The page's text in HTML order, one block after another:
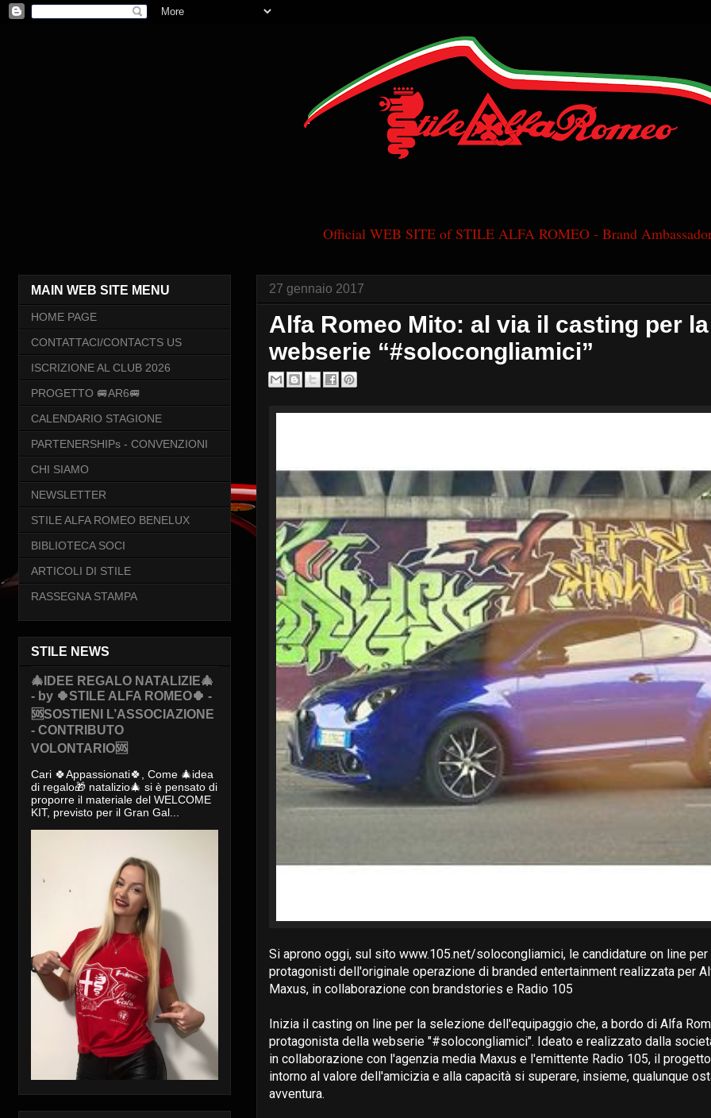
Official WEB SITE of STILE ALFA ROMEO - Brand
27 gennaio 2017
Alfa Romeo Mito: al via il casting per la
webserie “#solocongliamici”
Si aprono oggi, sul sito www.105.net/solocongliamici, le candidature on line
protagonisti dell'originale operazione di branded entertainment realizzata per
Maxus, in collaborazione con brandstories e Radio 105
Inizia il casting on line per la selezione dell'equipaggio che, a bordo di Alfa
protagonista della webserie "#solocongliamici". Ideato e realizzato dalla
in collaborazione con l'agenzia media Maxus e l'emittente Radio 105, il
intorno al valore dell'amicizia e alla capacità si superare, insieme, qualunque
avventura.
MAIN WEB SITE MENU
HOME PAGE
CONTATTACI/CONTACTS US
ISCRIZIONE AL CLUB 2026
PROGETTO 🚐AR6🚐
CALENDARIO STAGIONE
PARTENERSHIPs - CONVENZIONI
CHI SIAMO
NEWSLETTER
STILE ALFA ROMEO BENELUX
BIBLIOTECA SOCI
ARTICOLI DI STILE
RASSEGNA STAMPA
STILE NEWS
🎄IDEE REGALO NATALIZIE🎄
- by 🍀STILE ALFA ROMEO🍀 -
🆘SOSTIENI L’ASSOCIAZIONE
- CONTRIBUTO
VOLONTARIO🆘
Cari 🍀Appassionati🍀, Come 🎄idea
di regalo🎁 natalizio🎄 si è pensato di
proporre il materiale del WELCOME
KIT, previsto per il Gran Gal...